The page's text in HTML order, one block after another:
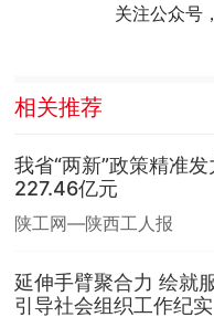
关注公众号
相关推荐
我省“两新”政策精准
227.46亿元
陕工网—陕西工人报
延伸手臂聚合力 绘就
引导社会组织工作纪实